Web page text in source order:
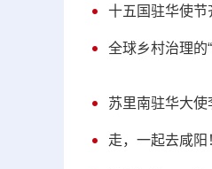
十五国驻华使
全球乡村治理的
苏里南驻华大
走，一起去咸阳